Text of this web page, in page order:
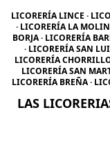
LICORERÍA LINCE ·
· LICORERÍA LA
BORJA · LICORERÍA
· LICORERÍA SAN
LICORERÍA
LICORERÍA SAN
LICORERÍA BREÑA ·
LAS